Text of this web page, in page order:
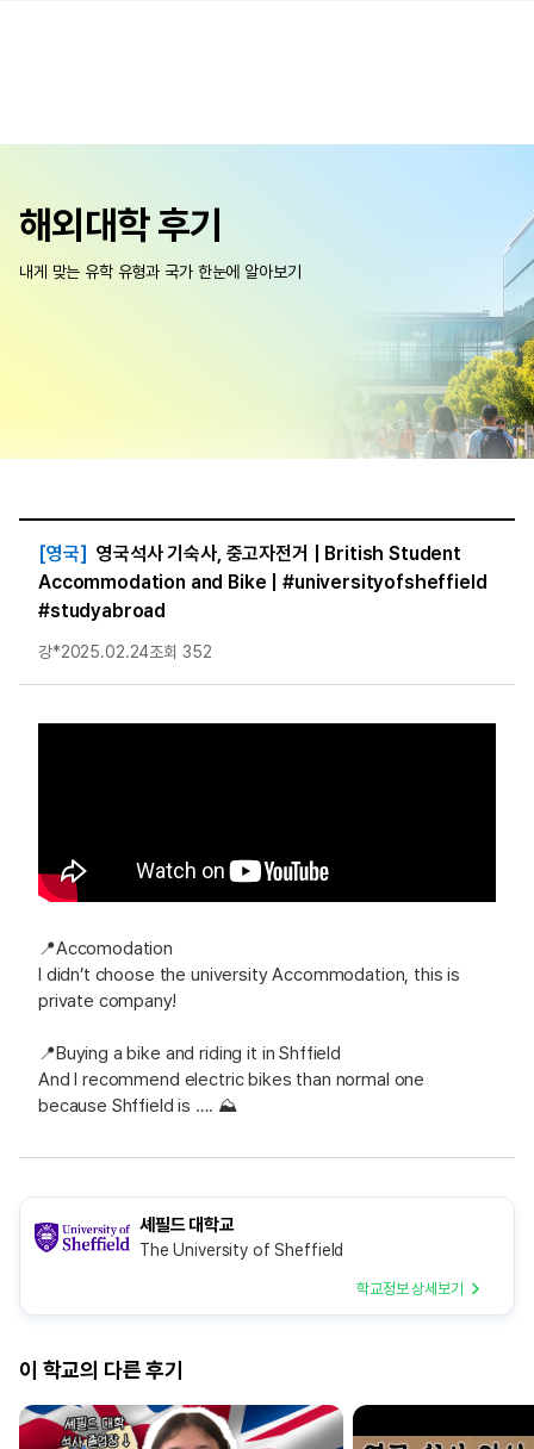
해외대학 후기
내게 맞는 유학 유형과 국가 한눈에 알아보기
[영국] 영국석사 기숙사, 중고자전거 | British Student
Accommodation and Bike | #universityofsheffield
#studyabroad
강*2025.02.24조회 352
📍Accomodation
I didn’t choose the university Accommodation, this is
private company!
📍Buying a bike and riding it in Shffield
And I recommend electric bikes than normal one
because Shffield is …. ⛰️
셰필드 대학교
The University of Sheffield
학교정보 상세보기
이 학교의 다른 후기